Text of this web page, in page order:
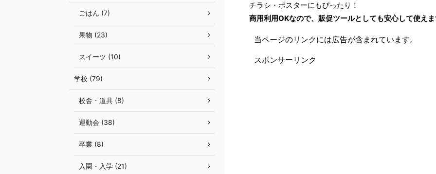
チラシ・ポスターにもぴったり！
商用利用OKなので、販促ツールとしても安心して使えま
当ページのリンクには広告が含まれています。
スポンサーリンク
ごはん (7)
果物 (23)
スイーツ (10)
学校 (79)
校舎・道具 (8)
運動会 (38)
卒業 (8)
入園・入学 (21)